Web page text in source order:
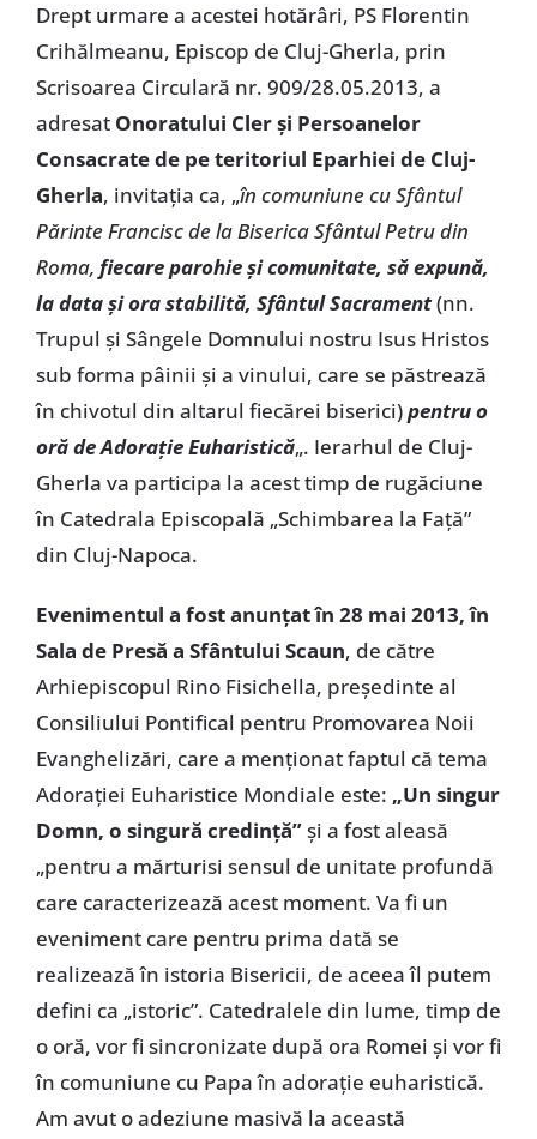
Drept urmare a acestei hotărâri, PS Florentin
Crihălmeanu, Episcop de Cluj-Gherla, prin
Scrisoarea Circulară nr. 909/28.05.2013, a
adresat Onoratului Cler şi Persoanelor
Consacrate de pe teritoriul Eparhiei de Cluj-
Gherla, invitaţia ca, „în comuniune cu Sfântul
Părinte Francisc de la Biserica Sfântul Petru din
Roma, fiecare parohie şi comunitate, să expună,
la data şi ora stabilită, Sfântul Sacrament(nn.
Trupul şi Sângele Domnului nostru Isus Hristos
sub forma pâinii şi a vinului, care se păstrează
în chivotul din altarul fiecărei biserici)pentru o
oră de Adoraţie Euharistică„. Ierarhul de Cluj-
Gherla va participa la acest timp de rugăciune
în Catedrala Episcopală „Schimbarea la Faţă”
din Cluj-Napoca.
Evenimentul a fost anunţat în 28 mai 2013, în
Sala de Presă a Sfântului Scaun, de către
Arhiepiscopul Rino Fisichella, preşedinte al
Consiliului Pontifical pentru Promovarea Noii
Evanghelizări, care a menţionat faptul că tema
Adoraţiei Euharistice Mondiale este: „Un singur
Domn, o singură credinţă”şi a fost aleasă
„pentru a mărturisi sensul de unitate profundă
care caracterizează acest moment. Va fi un
eveniment care pentru prima dată se
realizează în istoria Bisericii, de aceea îl putem
defini ca „istoric”. Catedralele din lume, timp de
o oră, vor fi sincronizate după ora Romei şi vor fi
în comuniune cu Papa în adoraţie euharistică.
Am avut o adeziune masivă la această